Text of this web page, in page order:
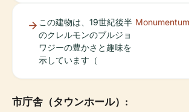
この建物は、19世紀後半
のクレルモンのブルジョ
ワジーの豊かさと趣味を
示しています（
Monumentum
市庁舎（タウンホール）: